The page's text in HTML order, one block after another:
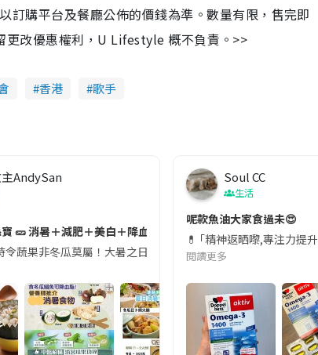
訂購平台及餐廳公佈的價錢為準。數量有限，售完即
更改優惠權利，U Lifestyle 概不負責。>>
香港 歌手
示」🚨
意隨身行李中的行動電源。一名旅客日前在機場安檢時，明
AndySan
🥒 消暑＋減肥＋美白＋降血脂
令蔬果非冬瓜莫屬！大暑之日，點都要飲碗冬瓜湯消暑解渴！
Soul CC
生活
呢款魚油大家食過未😍
💊 ｢精神返晒嚟,專注力提
閱讀更多